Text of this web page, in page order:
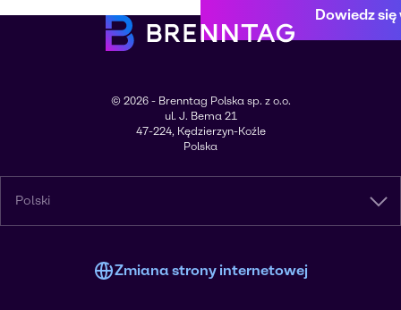
Dowiedz
© 2026 - Brenntag Polska sp. z o.o.
ul. J. Bema 21
47-224, Kędzierzyn-Koźle
Polska
Polski
Zmiana strony internetowej